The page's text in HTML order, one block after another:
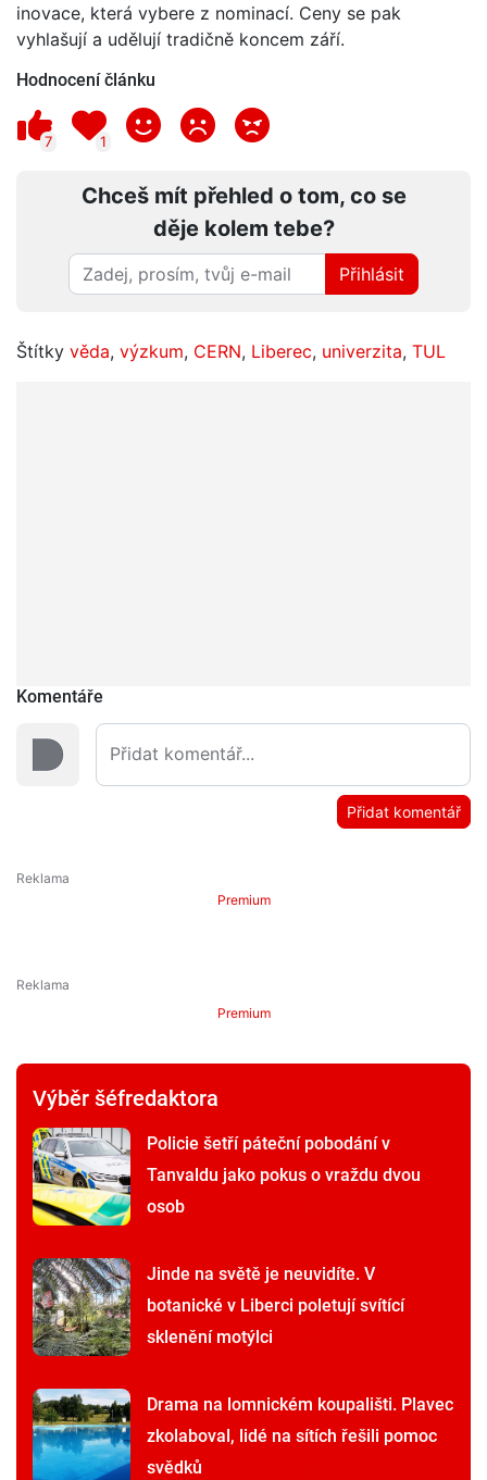
inovace, která vybere z nominací. Ceny se pak
vyhlašují a udělují tradičně koncem září.
Hodnocení článku
7 1
Chceš mít přehled o tom, co se
děje kolem tebe?
Přihlásit
Štítky věda, výzkum, CERN, Liberec, univerzita, TUL
Komentáře
Přidat komentář
Premium
Premium
Výběr šéfredaktora
Policie šetří páteční pobodání v
Tanvaldu jako pokus o vraždu dvou
osob
Jinde na světě je neuvidíte. V
botanické v Liberci poletují svítící
sklenění motýlci
Drama na lomnickém koupališti. Plavec
zkolaboval, lidé na sítích řešili pomoc
svědků